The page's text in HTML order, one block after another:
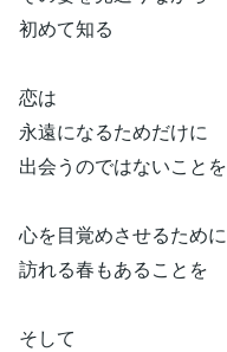
初めて知る
恋は
永遠になるためだけに
出会うのではないことを
心を目覚めさせるために
訪れる春もあることを
そして